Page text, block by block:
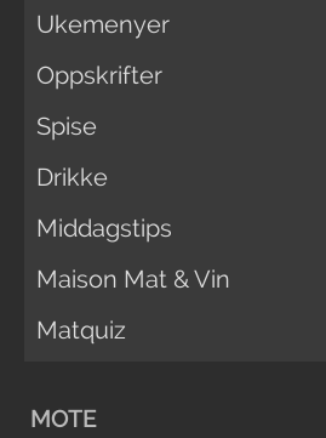
Ukemenyer
Oppskrifter
Spise
Drikke
Middagstips
Maison Mat & Vin
Matquiz
MOTE